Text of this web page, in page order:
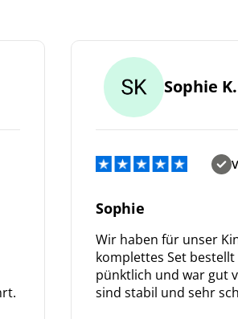
Sophie K.
Sophie
Wir haben für unser
komplettes Set bestellt
pünktlich und war gut
sind stabil und sehr